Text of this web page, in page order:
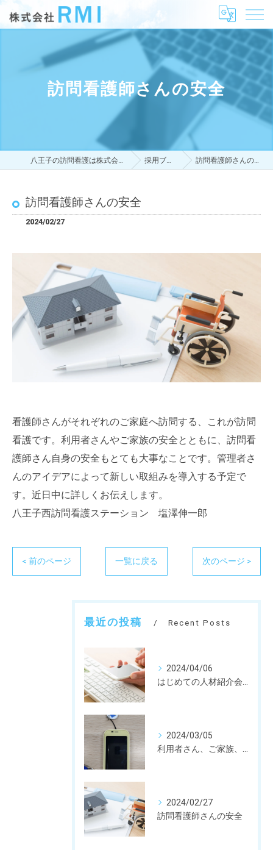
訪問看護師さんの安全
八王子の訪問看護は株式会社RMI 採用ブログ 訪問看護師さんの安全
訪問看護師さんの安全
2024/02/27
看護師さんがそれぞれのご家庭へ訪問する、これが訪問
看護です。利用者さんやご家族の安全とともに、訪問看
護師さん自身の安全もとても大事なことです。管理者さ
んのアイデアによって新しい取組みを導入する予定で
す。近日中に詳しくお伝えします。
八王子西訪問看護ステーション 塩澤伸一郎
< 前のページ 一覧に戻る 次のページ >
最近の投稿 Recent Posts
2024/04/06
2024/03/05
2024/02/27
訪問看護師さんの安全